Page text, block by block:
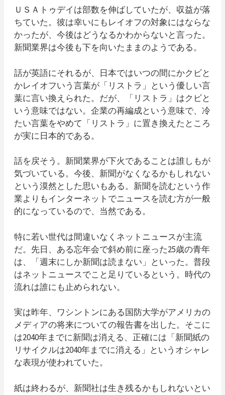
ＵＳＡトゥデイは部数を伸ばしていたが、収益が落
ちていた。彼は幸いにもレイオフの対象にはならな
かったが、今後はどうなるかわからないと言った。
新聞業界は今後も下を向いたままのようである。
話が英語にそれるが、日本ではいつの間にかクビと
かレイオフいう言葉が「リストラ」という優しい言
葉に言い換えられた。だが、「リストラ」はクビと
いう意味ではない。企業の再編成という意味で、冷
たい言葉をやめて「リストラ」に置き換えたところ
が実に日本的である。
話を戻そう。新聞業界が下火であることは誰しもが
気づいている。今後、新聞がなくなるかもしれない
という漠然とした思いもある。新聞を読むという作
業よりもインターネットでニュースを読む方が一般
的になっているので、当然である。
特に若い世代は間違いなくネットニュースが主流
だ。先日、ある忘年会で斜め前に座った25歳の青年
は、「週末にしか新聞は読まない」といった。普段
はネットニュースでこと足りているという。時代の
流れは誰にも止められない。
実は昨年、ワシントンにある国防大学がアメリカの
メディアの将来についての報告書を出した。そこに
は2040年までに新聞は消える、正確には「新聞紙の
リサイクルは2040年までに消える」というオシャレ
な表現が使われていた。
紙は終わるが、新聞社は生き残るかもしれないとい